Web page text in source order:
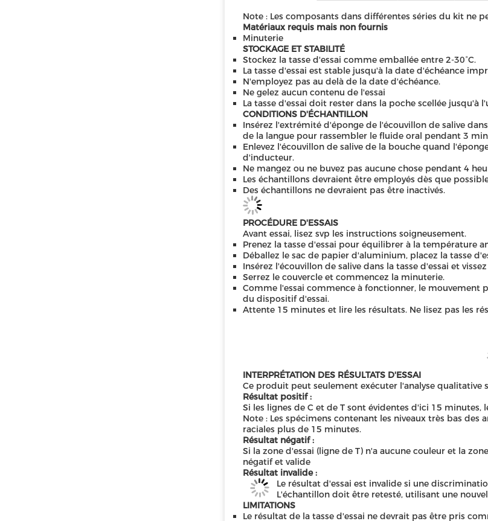
Note : Les composants dans différentes séries du kit ne
Matériaux requis mais non fournis
Minuterie
STOCKAGE ET STABILITÉ
Stockez la tasse d'essai comme emballée entre 2-30°C.
La tasse d'essai est stable jusqu'à la date d'échéance
N'employez pas au delà de la date d'échéance.
Ne gelez aucun contenu de l'essai
La tasse d'essai doit rester dans la poche scellée jusqu'à
CONDITIONS D'ÉCHANTILLON
Insérez l'extrémité d'éponge de l'écouvillon de salive
de la langue pour rassembler le fluide oral pendant 3
Enlevez l'écouvillon de salive de la bouche quand
d'inducteur.
Ne mangez ou ne buvez pas aucune chose pendant 4
Les échantillons devraient être employés dès que
Des échantillons ne devraient pas être inactivés.
PROCÉDURE D'ESSAIS
Avant essai, lisez svp les instructions soigneusement.
Prenez la tasse d'essai pour équilibrer à la température
Déballez le sac de papier d'aluminium, placez la tasse
Insérez l'écouvillon de salive dans la tasse d'essai et
Serrez le couvercle et commencez la minuterie.
Comme l'essai commence à fonctionner, le mouvement
du dispositif d'essai.
Attente 15 minutes et lire les résultats. Ne lisez pas les
INTERPRÉTATION DES RÉSULTATS D'ESSAI
Ce produit peut seulement exécuter l'analyse qualitative
Résultat positif :
Si les lignes de C et de T sont évidentes d'ici 15 minutes,
Note : Les spécimens contenant les niveaux très bas
raciales plus de 15 minutes.
Résultat négatif :
Si la zone d'essai (ligne de T) n'a aucune couleur et la
négatif et valide
Résultat invalide :
Le résultat d'essai est invalide si une
L'échantillon doit être retesté, utilisant une
LIMITATIONS
Le résultat de la tasse d'essai ne devrait pas être pris